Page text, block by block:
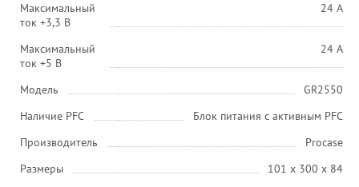
Максимальный
ток +3,3 В
24 A
Максимальный
ток +5 В
24 A
Модель
GR2550
Наличие PFC
Блок питания с активным PFC
Производитель
Procase
Размеры
101 х 300 х 84